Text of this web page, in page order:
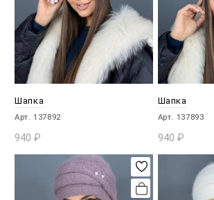
Шапка
Арт. 137892
940 ₽
В КОРЗИНУ
Шапка
Арт. 137893
940 ₽
В